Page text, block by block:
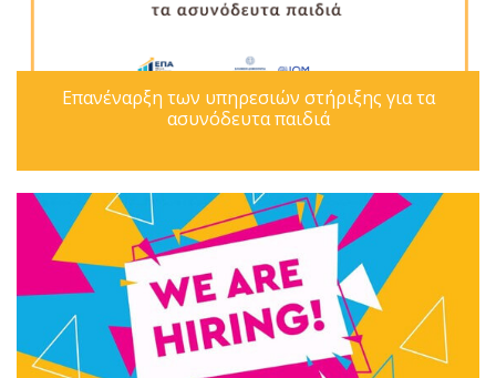
Επανέναρξη των υπηρεσιών στήριξης για τα
ασυνόδευτα παιδιά